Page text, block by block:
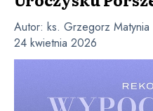
Autor: ks. Grzegorz Matynia
24 kwietnia 2026